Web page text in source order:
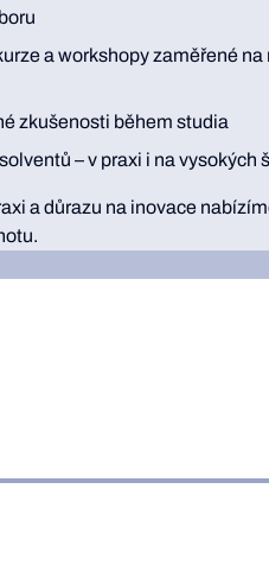
a workshopy zaměřené na
zkušenosti během studia
– v praxi i na vysokých
a důrazu na inovace